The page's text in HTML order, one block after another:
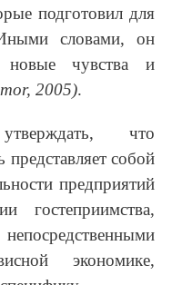
подготовил для
словами, он
новые чувства и
2005).
что
представляет собой
предприятий
гостеприимства,
экономике,